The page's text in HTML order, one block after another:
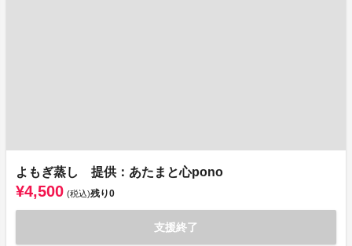
よもぎ蒸し 提供：あたまと心pono
¥4,500 (税込)残り0
支援終了